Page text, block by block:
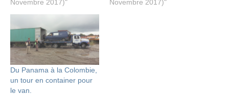
Novembre 2017)"
Novembre 2017)"
Du Panama à la Colombie,
un tour en container pour
le van.